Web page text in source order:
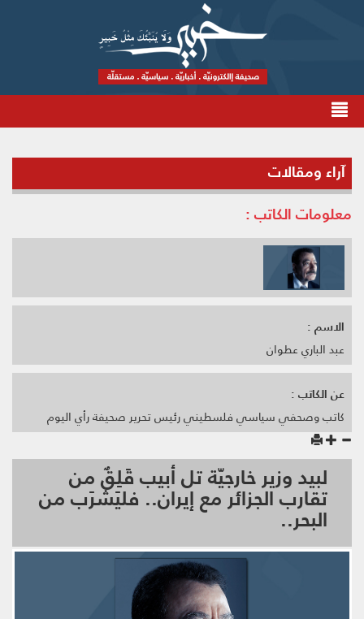
آراء ومقالات
معلومات الكاتب :
الاسم :
عبد الباري عطوان
عن الكاتب :
كاتب وصحفي سياسي فلسطيني رئيس تحرير صحيفة رأي اليوم
لبيد وزير خارجيّة تل أبيب قَلِقٌ من
تقارب الجزائر مع إيران.. فليَشرَب من
البحر..